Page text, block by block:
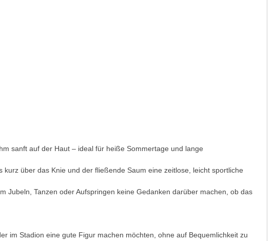
sanft auf der Haut – ideal für heiße Sommertage und lange
über das Knie und der fließende Saum eine zeitlose, leicht sportliche
Jubeln, Tanzen oder Aufspringen keine Gedanken darüber machen, ob das
im Stadion eine gute Figur machen möchten, ohne auf Bequemlichkeit zu